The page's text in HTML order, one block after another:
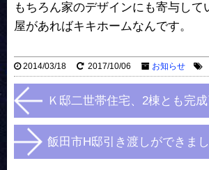
もちろん家のデザインにも寄与して
屋があればキキホームなんです。
2014/03/18 2017/10/06 お知らせ
Ｋ邸二世帯住宅、2棟とも完
飯田市H邸引き渡しができま